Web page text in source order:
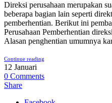
Direksi perusahaan merupakan
beberapa bagian lain seperti
pemberhentian. Berikut ini
Perusahaan Pemberhentian
Alasan penghentian umumnya
Continue reading
12 Januari
0 Comments
Share